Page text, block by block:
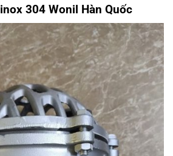
304 Wonil Hàn Quốc